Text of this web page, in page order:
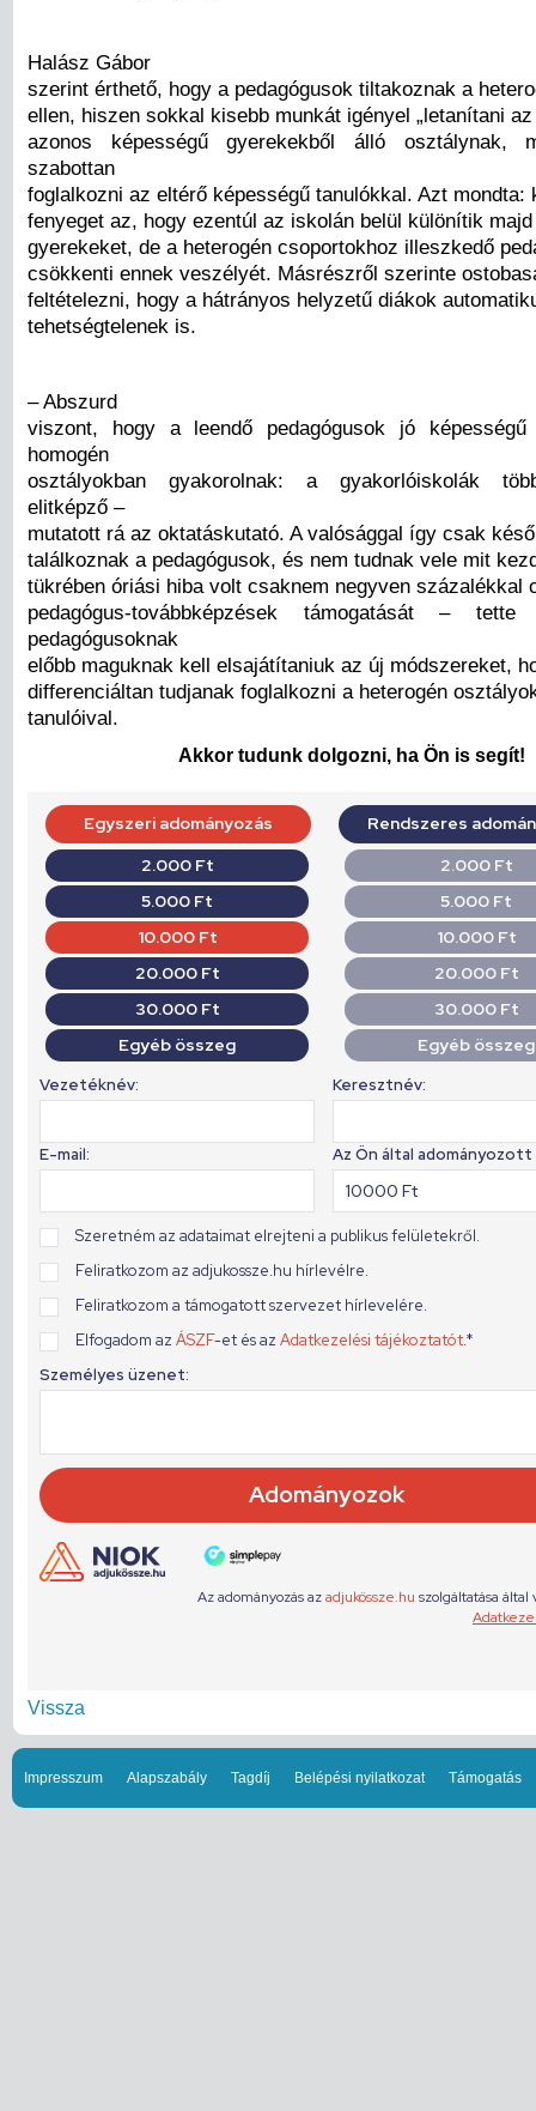
Halász Gábor
szerint érthető, hogy a pedagógusok tiltakoznak a
ellen, hiszen sokkal kisebb munkát igényel „letanítani az
azonos képességű gyerekekből álló osztálynak,
szabottan
foglalkozni az eltérő képességű tanulókkal. Azt mondta:
fenyeget az, hogy ezentúl az iskolán belül különítik
gyerekeket, de a heterogén csoportokhoz illeszkedő
csökkenti ennek veszélyét. Másrészről szerinte
feltételezni, hogy a hátrányos helyzetű diákok
tehetségtelenek is.
– Abszurd
viszont, hogy a leendő pedagógusok jó képességű
homogén
osztályokban gyakorolnak: a gyakorlóiskolák
elitképző –
mutatott rá az oktatáskutató. A valósággal így csak
találkoznak a pedagógusok, és nem tudnak vele mit
tükrében óriási hiba volt csaknem negyven százalékkal
pedagógus-továbbképzések támogatását –
pedagógusoknak
előbb maguknak kell elsajátítaniuk az új módszereket,
differenciáltan tudjanak foglalkozni a heterogén
tanulóival.
Akkor tudunk dolgozni, ha Ön is segít!
Vissza
Impresszum Alapszabály Tagdíj Belépési nyilatkozat Támogatás